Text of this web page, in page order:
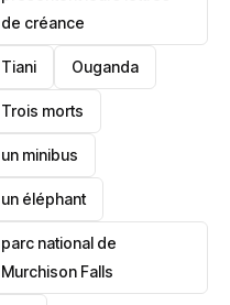
de créance
Tiani ‎Ouganda
Trois morts
un minibus
un éléphant
parc national de
Murchison Falls